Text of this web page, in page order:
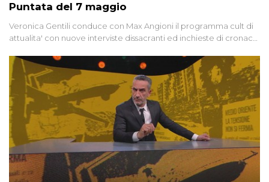
Puntata del 7 maggio
Veronica Gentili conduce con Max Angioni il programma cult di
attualita' con nuove interviste dissacranti ed inchieste di cronaca